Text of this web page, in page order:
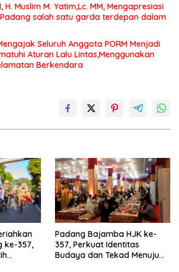
H. Muslim M. Yatim,Lc. MM, Mengapresiasi
Padang salah satu garda terdepan dalam
Seluruh Anggota PORM Menjadi
Aturan Lalu Lintas,Menggunakan
Berkendara
ke-357,
Padang Bajamba HJK ke-
357, Perkuat Identitas
Budaya dan Tekad Menuju